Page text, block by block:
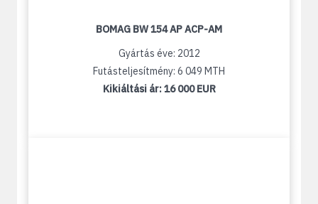
BOMAG BW 154 AP ACP-AM
Gyártás éve: 2012
Futásteljesítmény: 6 049 MTH
Kikiáltási ár:16 000 EUR